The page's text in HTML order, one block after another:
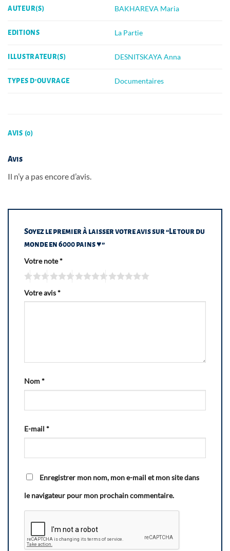
AUTEUR(S) BAKHAREVA Maria
EDITIONS La Partie
ILLUSTRATEUR(S) DESNITSKAYA Anna
TYPES D'OUVRAGE Documentaires
AVIS (0)
Avis
Il n’y a pas encore d’avis.
Soyez le premier à laisser votre avis sur “Le tour du
monde en 6000 pains ♥”
Votre note*
Votre avis*
Nom*
E-mail *
Enregistrer mon nom, mon e-mail et mon site dans
le navigateur pour mon prochain commentaire.